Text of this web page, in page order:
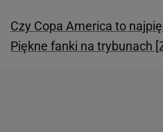
Czy Copa America to
Piękne fanki na trybunach